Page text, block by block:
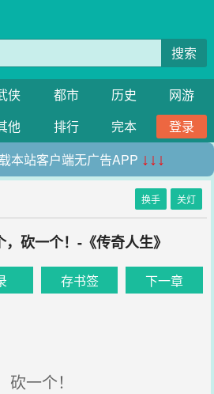
搜索
侠 都市 历史
网游
他 排行 完本
登录
本站客户端无广告APP ↓↓↓
换手 关灯
砍一个！-《传奇人生》
存书签 下一章
一个！